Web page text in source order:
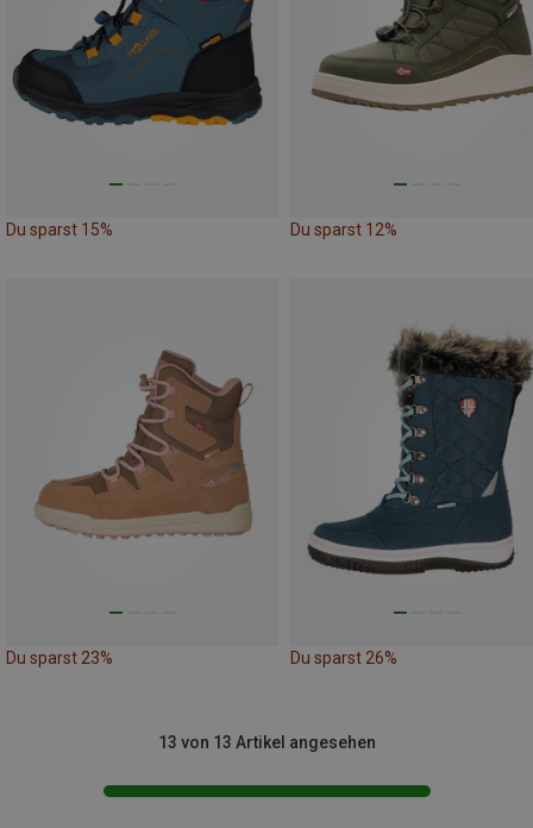
Du sparst 15% Du sparst 12%
Du sparst 23% Du sparst 26%
13 von 13 Artikel angesehen